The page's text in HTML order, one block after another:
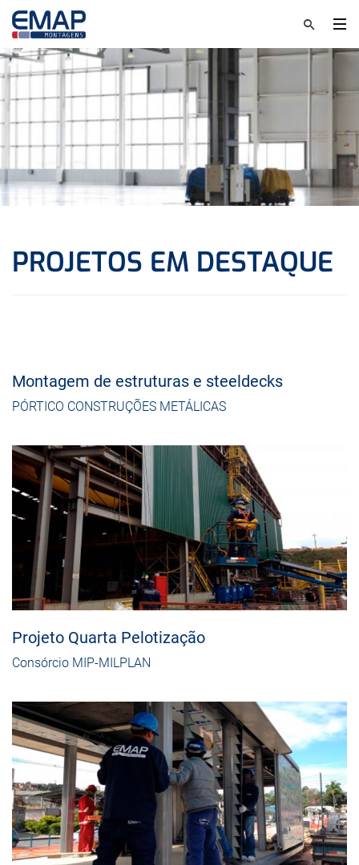
Montagem de
estruturas metálicas
Conheça nossos serviços
PROJETOS EM DESTAQUE
Montagem de estruturas e steeldecks
PÓRTICO CONSTRUÇÕES METÁLICAS
Projeto Quarta Pelotização
Consórcio MIP-MILPLAN